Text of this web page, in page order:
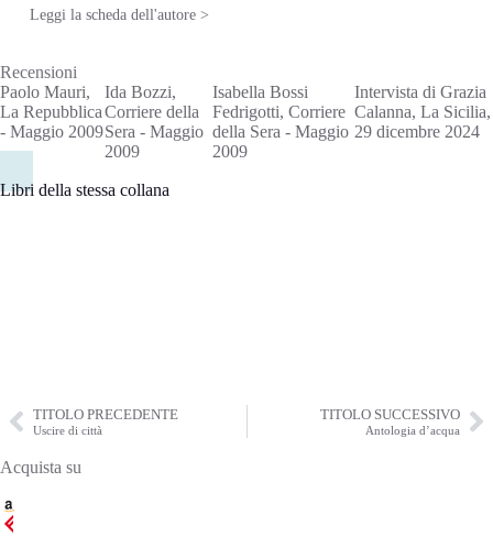
Leggi la scheda dell'autore >
Recensioni
Paolo Mauri,
La Repubblica
- Maggio 2009
Ida Bozzi,
Corriere della
Sera - Maggio
2009
Isabella Bossi
Fedrigotti, Corriere
della Sera - Maggio
2009
Intervista di Grazia
Calanna, La Sicilia,
29 dicembre 2024
Libri della stessa collana
TITOLO PRECEDENTE
Uscire di città
TITOLO SUCCESSIVO
Antologia d’acqua
Acquista su